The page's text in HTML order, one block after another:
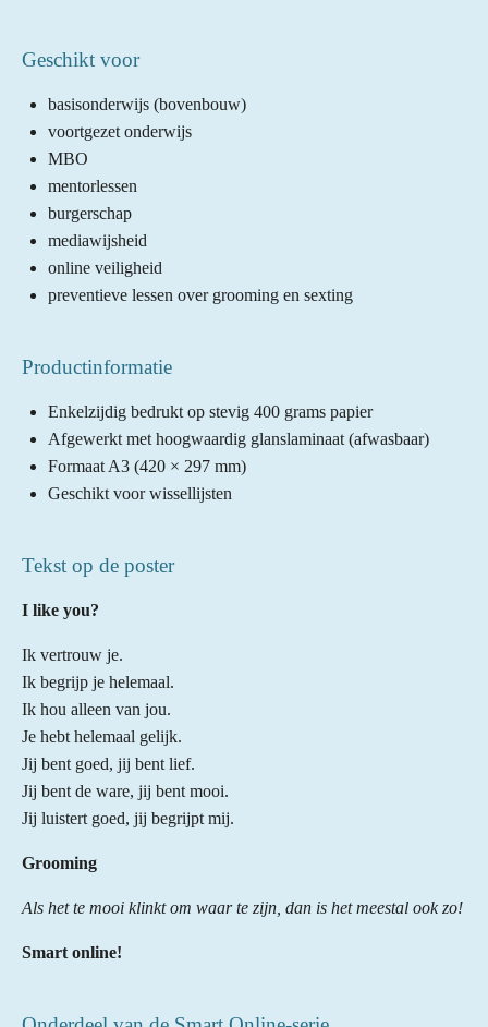
Geschikt voor
basisonderwijs (bovenbouw)
voortgezet onderwijs
MBO
mentorlessen
burgerschap
mediawijsheid
online veiligheid
preventieve lessen over grooming en sexting
Productinformatie
Enkelzijdig bedrukt op stevig 400 grams papier
Afgewerkt met hoogwaardig glanslaminaat (afwasbaar)
Formaat A3 (420 × 297 mm)
Geschikt voor wissellijsten
Tekst op de poster
I like you?
Ik vertrouw je.
Ik begrijp je helemaal.
Ik hou alleen van jou.
Je hebt helemaal gelijk.
Jij bent goed, jij bent lief.
Jij bent de ware, jij bent mooi.
Jij luistert goed, jij begrijpt mij.
Grooming
Als het te mooi klinkt om waar te zijn, dan is het meestal ook zo!
Smart online!